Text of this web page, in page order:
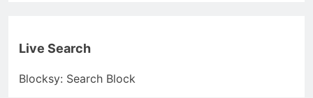
Live Search
Blocksy: Search Block